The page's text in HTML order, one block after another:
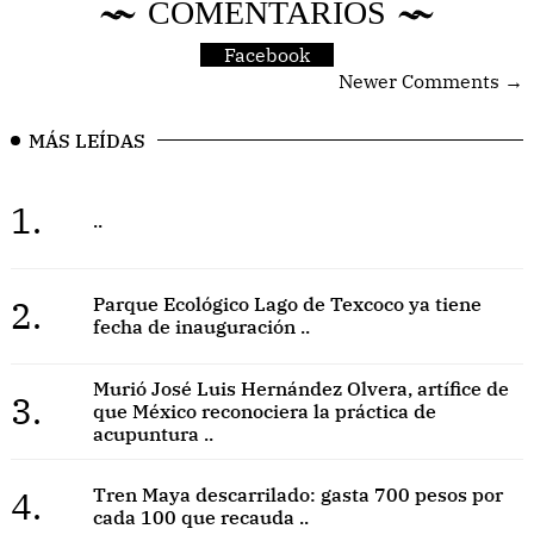
COMENTARIOS
Facebook
Newer Comments →
MÁS LEÍDAS
1. ..
2.
Parque Ecológico Lago de Texcoco ya tiene
fecha de inauguración ..
3.
Murió José Luis Hernández Olvera, artífice de
que México reconociera la práctica de
acupuntura ..
4.
Tren Maya descarrilado: gasta 700 pesos por
cada 100 que recauda ..